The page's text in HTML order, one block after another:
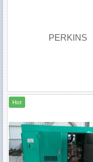
PERKINS
Hot